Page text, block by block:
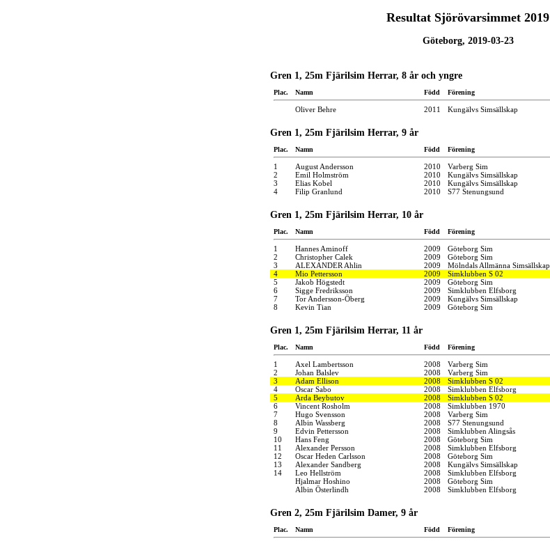
Resultat Sjörövarsimmet 2019
Göteborg, 2019-03-23
Gren 1, 25m Fjärilsim Herrar, 8 år och yngre
Plac. Namn Född Förening
Oliver Behre 2011 Kungälvs Simsällskap
Gren 1, 25m Fjärilsim Herrar, 9 år
Plac. Namn Född Förening
1 August Andersson 2010 Varberg Sim
2
Emil Holmström 2010 Kungälvs Simsällskap
3
Elias Kobel 2010 Kungälvs Simsällskap
4
Filip Granlund 2010 S77 Stenungsund
Gren 1, 25m Fjärilsim Herrar, 10 år
Plac. Namn Född Förening
1 Hannes Aminoff 2009 Göteborg Sim
2
Christopher Calek 2009 Göteborg Sim
3
ALEXANDER Ahlin 2009 Mölndals Allmänna Simsällskap
4
Mio Pettersson 2009 Simklubben S 02
5
Jakob Högstedt 2009 Göteborg Sim
6
Sigge Fredriksson 2009 Simklubben Elfsborg
7
Tor Andersson-Öberg 2009 Kungälvs Simsällskap
8
Kevin Tian 2009 Göteborg Sim
Gren 1, 25m Fjärilsim Herrar, 11 år
Plac. Namn Född Förening
1 Axel Lambertsson 2008 Varberg Sim
2
Johan Balslev 2008 Varberg Sim
3
Adam Ellison 2008 Simklubben S 02
4
Oscar Sabo 2008 Simklubben Elfsborg
5
Arda Beybutov 2008 Simklubben S 02
6
Vincent Rosholm 2008 Simklubben 1970
7
Hugo Svensson 2008 Varberg Sim
8
Albin Wassberg 2008 S77 Stenungsund
9
Edvin Pettersson 2008 Simklubben Alingsås
10
Hans Feng 2008 Göteborg Sim
11
Alexander Persson 2008 Simklubben Elfsborg
12
Oscar Heden Carlsson 2008 Göteborg Sim
13
Alexander Sandberg 2008 Kungälvs Simsällskap
14
Leo Hellström 2008 Simklubben Elfsborg
Hjalmar Hoshino
2008
Göteborg Sim
Albin Österlindh
2008 Simklubben Elfsborg
Gren 2, 25m Fjärilsim Damer, 9 år
Plac. Namn Född Förening